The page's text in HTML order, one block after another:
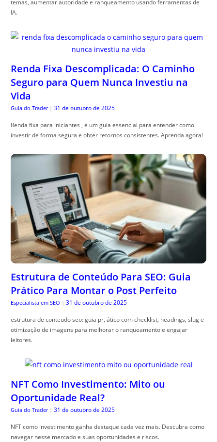
temas, aumentar autoridade e ranqueamento usando ferramentas de
IA.
Renda Fixa Descomplicada: O Caminho
Seguro para Quem Nunca Investiu na
Vida
Guia do Trader | 31 de outubro de 2025
Renda fixa para iniciantes , é um guia essencial para entender como
investir de forma segura e obter retornos consistentes. Aprenda agora!
Estrutura de Conteúdo Para SEO: Guia
Prático Para Montar o Post Perfeito
Especialista em SEO | 31 de outubro de 2025
estrutura de conteudo seo: guia pr, ático com checklist, headings, slug e
otimização de imagens para melhorar o ranqueamento e engajar
leitores.
NFT Como Investimento: Mito ou
Oportunidade Real?
Guia do Trader | 31 de outubro de 2025
NFT como investimento ganha destaque cada vez mais. Descubra como
navegar nesse mercado e suas oportunidades e riscos.